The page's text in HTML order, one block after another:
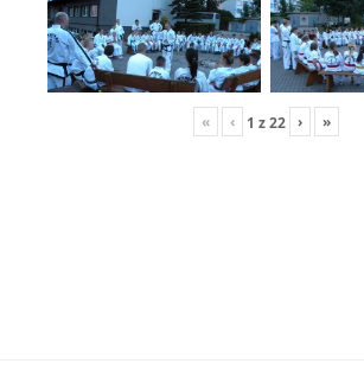
« ‹ 1 z22 › »